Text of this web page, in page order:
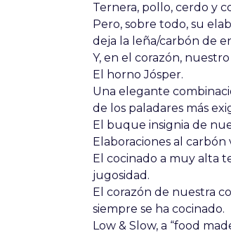
Ternera, pollo, cerdo y
Pero, sobre todo, su
deja la leña/carbón de
Y, en el corazón,
El horno Jósper.
Una elegante
de los paladares más
El buque insignia de
Elaboraciones al
El cocinado a muy alta
jugosidad.
El corazón de nuestra
siempre se ha cocinado.
Low & Slow, a “food